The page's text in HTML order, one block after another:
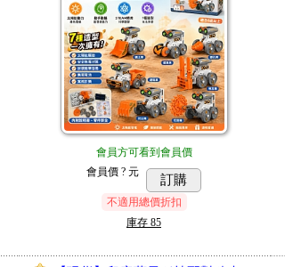
會員方可看到會員價
會員價 ? 元
訂購
不適用總價折扣
庫存 85